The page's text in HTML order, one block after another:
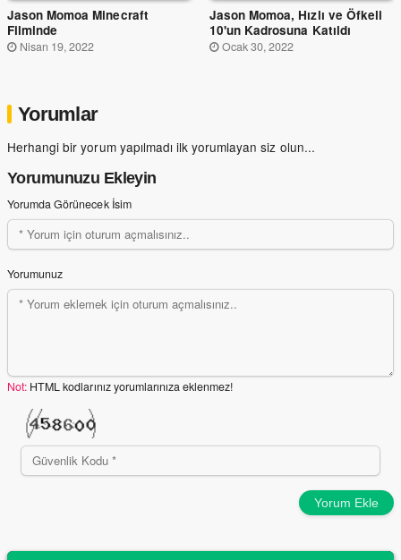
Jason Momoa Minecraft
Filminde
Nisan 19, 2022
Jason Momoa, Hızlı ve Öfkeli
10'un Kadrosuna Katıldı
Ocak 30, 2022
Yorumlar
Herhangi bir yorum yapılmadı ilk yorumlayan siz olun...
Yorumunuzu Ekleyin
Yorumda Görünecek İsim
Yorumunuz
Not: HTML kodlarınız yorumlarınıza eklenmez!
Yorum Ekle